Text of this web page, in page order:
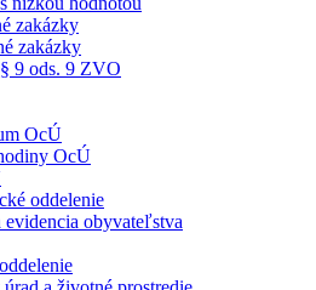
zakázky
zakázky
9 ods. 9 ZVO
OcÚ
OcÚ
oddelenie
evidencia obyvateľstva